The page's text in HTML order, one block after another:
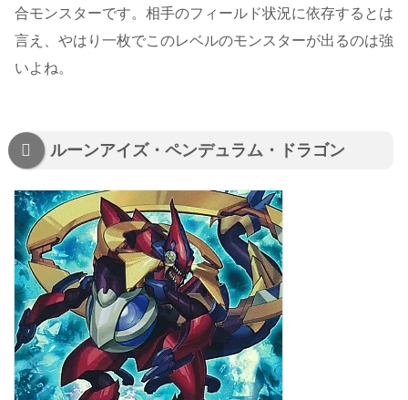
合モンスターです。相手のフィールド状況に依存するとは
言え、やはり一枚でこのレベルのモンスターが出るのは強
いよね。
ルーンアイズ・ペンデュラム・ドラゴン